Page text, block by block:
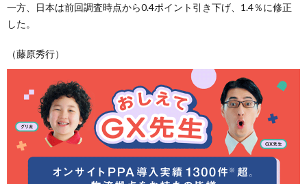
一方、日本は前回調査時点から0.4ポイント引き下げ、1.4％に修正
した。
（藤原秀行）